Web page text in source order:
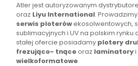
Atler jest autoryzowanym
oraz Liyu International. Prowadzimy
serwis ploterówekosolwentowych,
sublimacyjnych i UV na polskim rynku
stałej ofercie posiadamy plotery
frezująco- tnąceoraz laminatoryi
wielkoformatowe.